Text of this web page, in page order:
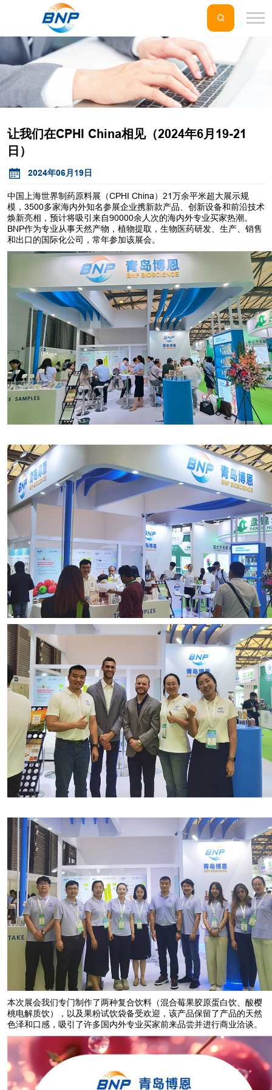
让我们在CPHI China相见（2024年6月19-21
日）
2024年06月19日
中国上海世界制药原料展（CPHI China）21万余平米超大展示规
模，3500多家海内外知名参展企业携新款产品、创新设备和前沿技术
焕新亮相，预计将吸引来自90000余人次的海内外专业买家热潮。
BNP作为专业从事天然产物，植物提取，生物医药研发、生产、销售
和出口的国际化公司，常年参加该展会。
本次展会我们专门制作了两种复合饮料（混合莓果胶原蛋白饮、酸樱
桃电解质饮），以及果粉试饮袋备受欢迎，该产品保留了产品的天然
色泽和口感，吸引了许多国内外专业买家前来品尝并进行商业洽谈。